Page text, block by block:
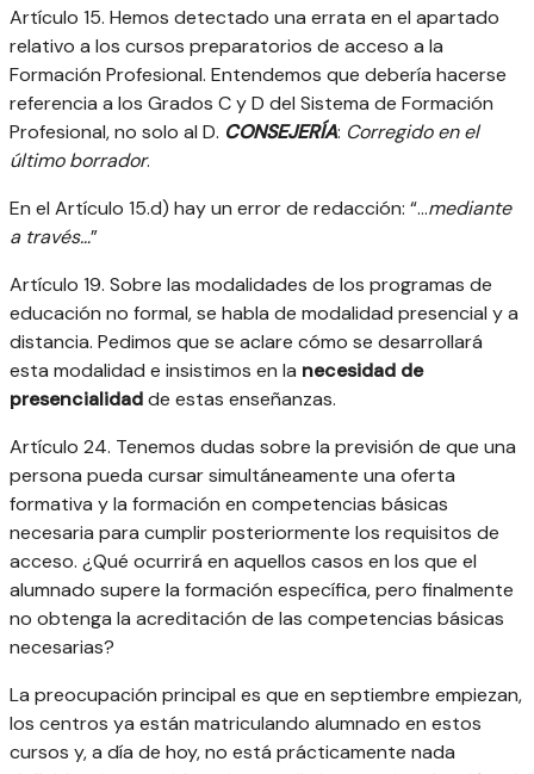
Artículo 15. Hemos detectado una errata en el apartado
relativo a los cursos preparatorios de acceso a la
Formación Profesional. Entendemos que debería hacerse
referencia a los Grados C y D del Sistema de Formación
Profesional, no solo al D. CONSEJERÍA: Corregido en el
último borrador.
En el Artículo 15.d) hay un error de redacción: “…mediante
a través…”
Artículo 19. Sobre las modalidades de los programas de
educación no formal, se habla de modalidad presencial y a
distancia. Pedimos que se aclare cómo se desarrollará
esta modalidad e insistimos en la necesidad de
presencialidadde estas enseñanzas.
Artículo 24. Tenemos dudas sobre la previsión de que una
persona pueda cursar simultáneamente una oferta
formativa y la formación en competencias básicas
necesaria para cumplir posteriormente los requisitos de
acceso. ¿Qué ocurrirá en aquellos casos en los que el
alumnado supere la formación específica, pero finalmente
no obtenga la acreditación de las competencias básicas
necesarias?
La preocupación principal es que en septiembre empiezan,
los centros ya están matriculando alumnado en estos
cursos y, a día de hoy, no está prácticamente nada